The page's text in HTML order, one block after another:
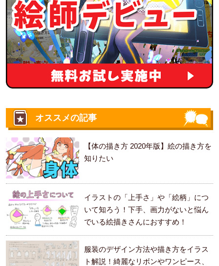
オススメの記事
【体の描き方 2020年版】絵の描き方を
知りたい
イラストの「上手さ」や「絵柄」につ
いて知ろう！下手、画力がないと悩ん
でいる絵描きさんにおすすめ！
服装のデザイン方法や描き方をイラス
ト解説！綺麗なリボンやワンピース、